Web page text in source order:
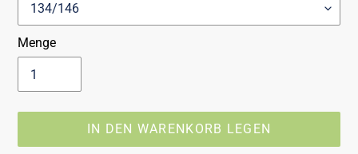
Menge
IN DEN WARENKORB LEGEN